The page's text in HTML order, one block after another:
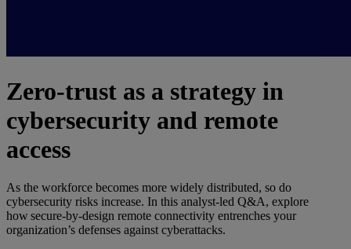
Zero-trust as a strategy in
cybersecurity and remote
access
As the workforce becomes more widely distributed, so do
cybersecurity risks increase. In this analyst-led Q&A, explore
how secure-by-design remote connectivity entrenches your
organization’s defenses against cyberattacks.